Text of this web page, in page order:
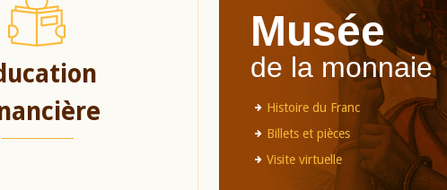
Musée
de la monnaie
Histoire du Franc
Billets et pièces
Visite virtuelle